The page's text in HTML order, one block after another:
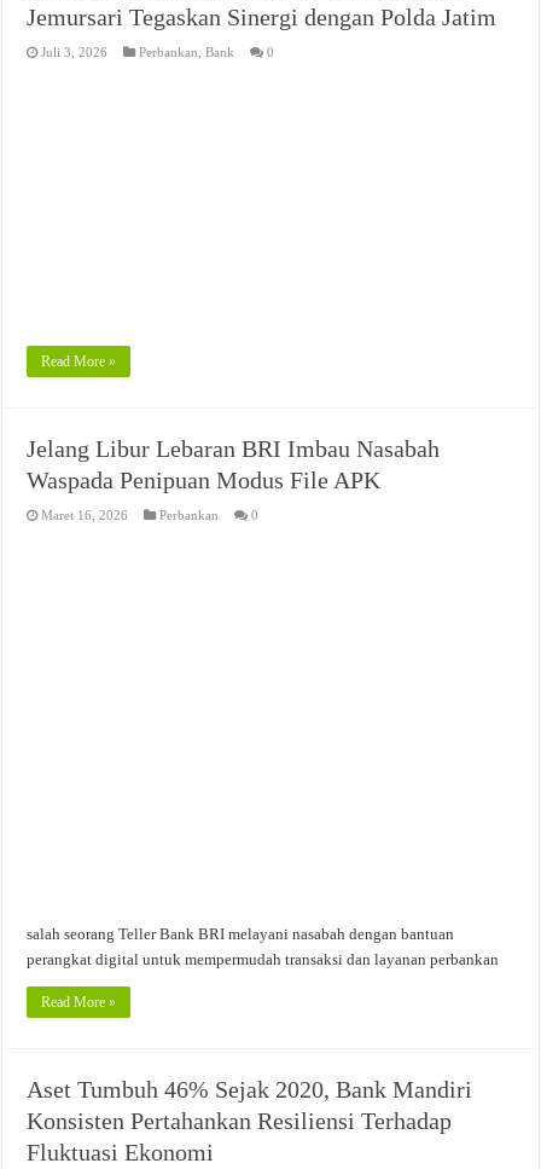
Jemursari Tegaskan Sinergi dengan Polda Jatim
Juli 3, 2026 Perbankan ,Bank 0
Read More »
Jelang Libur Lebaran BRI Imbau Nasabah
Waspada Penipuan Modus File APK
Maret 16, 2026 Perbankan 0
salah seorang Teller Bank BRI melayani nasabah dengan bantuan
perangkat digital untuk mempermudah transaksi dan layanan perbankan
Read More »
Aset Tumbuh 46% Sejak 2020, Bank Mandiri
Konsisten Pertahankan Resiliensi Terhadap
Fluktuasi Ekonomi